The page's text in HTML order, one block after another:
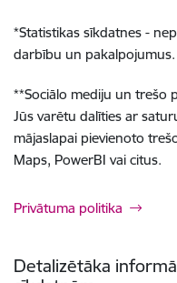
*Statistikas sīkdatnes -
darbību un pakalpojumus.
**Sociālo mediju un trešo
Jūs varētu dalīties ar
mājaslapai pievienoto
Maps, PowerBI vai citus.
Privātuma politika
Detalizētāka